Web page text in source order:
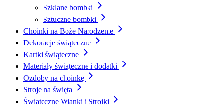
Szklane bombki
Sztuczne bombki
Choinki na Boże Narodzenie
Dekoracje świąteczne
Kartki świąteczne
Materiały świąteczne i dodatki
Ozdoby na choinkę
Stroje na święta
Świąteczne Wianki i Stroiki